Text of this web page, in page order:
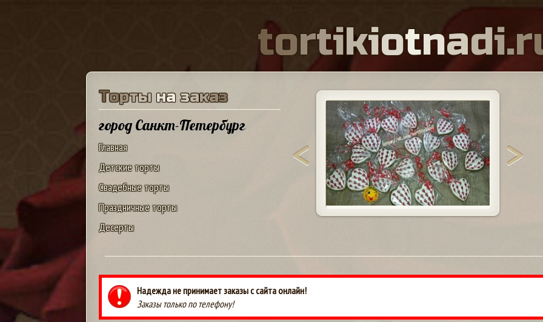
tortikiotnadi.r
Торты на заказ
город Санкт-Петербург
Главная
Детские торты
Свадебные торты
Праздничные торты
Десерты
Надежда не принимает заказы с сайта онлайн!
Заказы только по телефону!